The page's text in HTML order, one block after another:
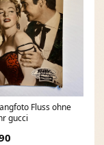
Fluss ohne
gucci